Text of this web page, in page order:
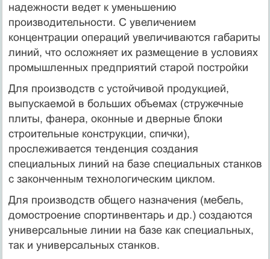
надежности ведет к уменьшению
производительности. С увеличением
концентрации операций увеличиваются габариты
линий, что осложняет их раз­мещение в условиях
промышленных предприятий старой постройки
Для производств с устойчивой продукцией,
выпускаемой в боль­ших объемах (стружечные
плиты, фанера, оконные и дверные блоки
строительные конструкции, спички),
прослеживается тенденция создания
специальных линий на базе специальных станков
с за­конченным технологическим циклом.
Для производств общего назначения (мебель,
домостроение спортинвентарь и др.) создаются
универсальные линии на базе как специальных,
так и универсальных станков.